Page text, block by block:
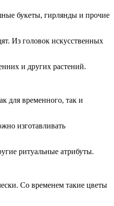
букеты, гирлянды и прочие
Из головок искусственных
и других растений.
для временного, так и
изготавливать
ритуальные атрибуты.
Со временем такие цветы